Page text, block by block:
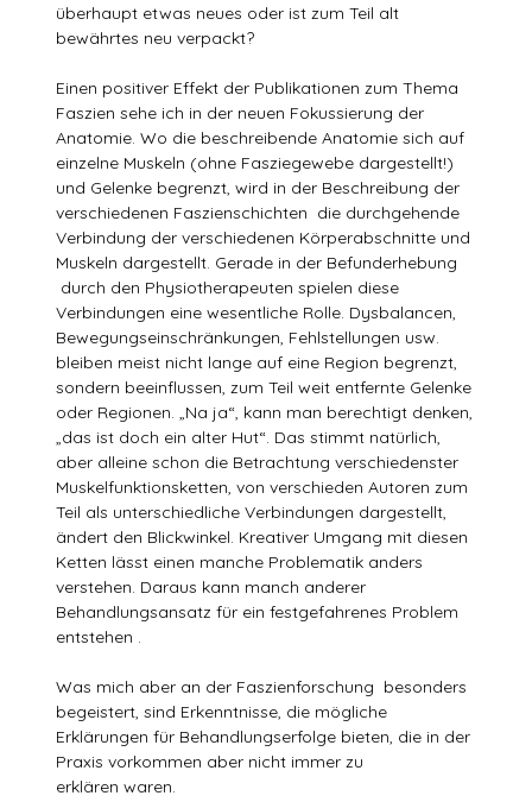
überhaupt etwas neues oder ist zum Teil alt
bewährtes neu verpackt?
Einen positiver Effekt der Publikationen zum Thema
Faszien sehe ich in der neuen Fokussierung der
Anatomie. Wo die beschreibende Anatomie sich auf
einzelne Muskeln (ohne Fasziegewebe dargestellt!)
und Gelenke begrenzt, wird in der Beschreibung der
verschiedenen Faszienschichten die durchgehende
Verbindung der verschiedenen Körperabschnitte und
Muskeln dargestellt. Gerade in der Befunderhebung
durch den Physiotherapeuten spielen diese
Verbindungen eine wesentliche Rolle. Dysbalancen,
Bewegungseinschränkungen, Fehlstellungen usw.
bleiben meist nicht lange auf eine Region begrenzt,
sondern beeinflussen, zum Teil weit entfernte Gelenke
oder Regionen. „Na ja“, kann man berechtigt denken,
„das ist doch ein alter Hut“. Das stimmt natürlich,
aber alleine schon die Betrachtung verschiedenster
Muskelfunktionsketten, von verschieden Autoren zum
Teil als unterschiedliche Verbindungen dargestellt,
ändert den Blickwinkel. Kreativer Umgang mit diesen
Ketten lässt einen manche Problematik anders
verstehen. Daraus kann manch anderer
Behandlungsansatz für ein festgefahrenes Problem
entstehen .
Was mich aber an der Faszienforschung besonders
begeistert, sind Erkenntnisse, die mögliche
Erklärungen für Behandlungserfolge bieten, die in der
Praxis vorkommen aber nicht immer zu
erklären waren.